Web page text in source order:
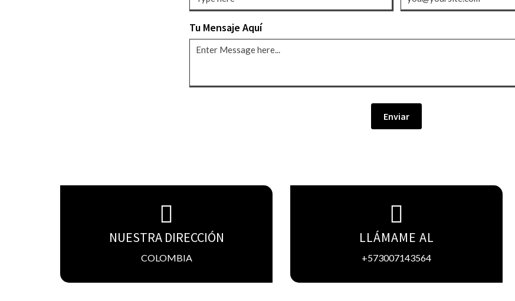
Tu Mensaje Aquí
Enviar
NUESTRA DIRECCIÓN
COLOMBIA
LLÁMAME AL
+573007143564